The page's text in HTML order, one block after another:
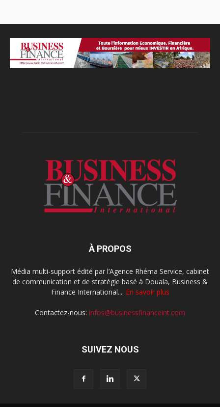
À PROPOS
Média multi-support édité par l’Agence Rhéma Service, cabinet
de communication et de stratégie basé à Douala, Business &
Finance International.... En savoir plus
Contactez-nous: infos@businessfinanceint.com
SUIVEZ NOUS